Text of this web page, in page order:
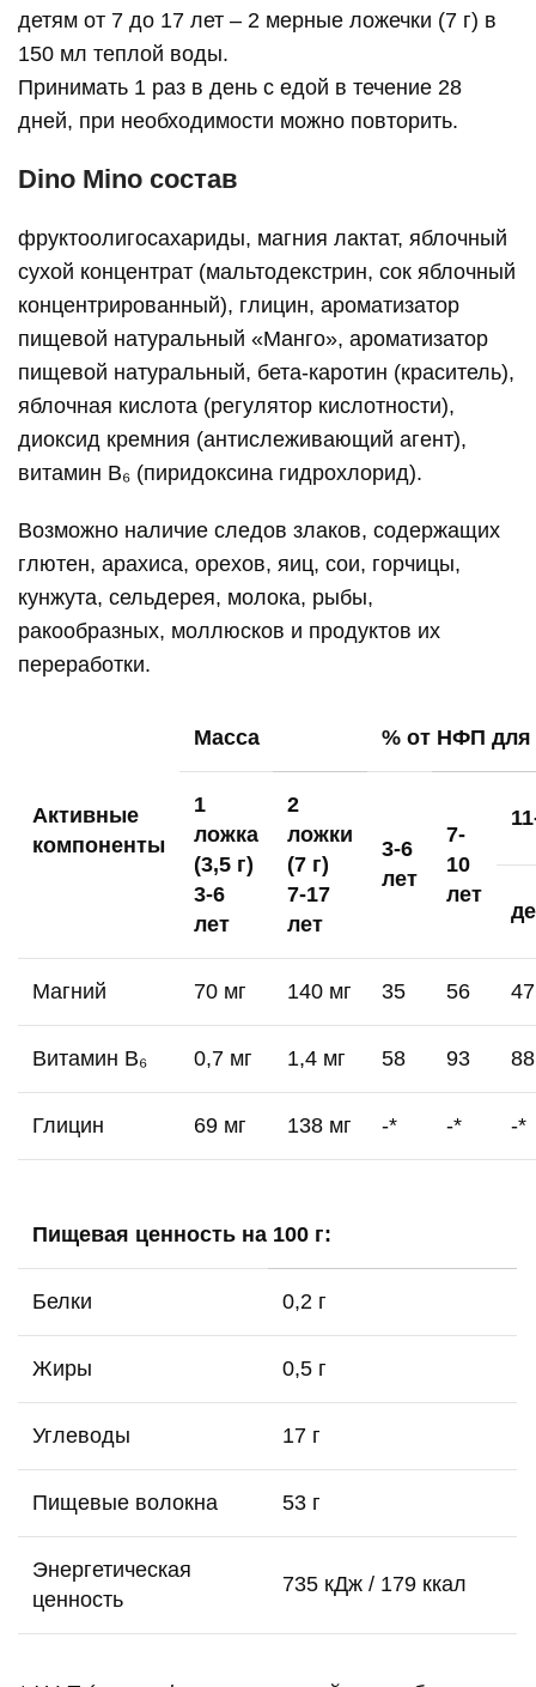
детям от 7 до 17 лет – 2 мерные ложечки (7 г) в
150 мл теплой воды.
Принимать 1 раз в день с едой в течение 28
дней, при необходимости можно повторить.
Dino Mino состав
фруктоолигосахариды, магния лактат, яблочный
сухой концентрат (мальтодекстрин, сок яблочный
концентрированный), глицин, ароматизатор
пищевой натуральный «Манго», ароматизатор
пищевой натуральный, бета-каротин (краситель),
яблочная кислота (регулятор кислотности),
диоксид кремния (антислеживающий агент),
витамин В₆ (пиридоксина гидрохлорид).
Возможно наличие следов злаков, содержащих
глютен, арахиса, орехов, яиц, сои, горчицы,
кунжута, сельдерея, молока, рыбы,
ракообразных, моллюсков и продуктов их
переработки.
Активные
компоненты
Масса % от НФП для
1
ложка
(3,5 г)
3-6
лет
2
ложки
(7 г)
7-17
лет
3-6
лет
7-
10
лет
Магний 70 мг 140 мг 35 56 47
Витамин В₆ 0,7 мг 1,4 мг 58 93 88
Глицин 69 мг 138 мг -* -* -*
Пищевая ценность на 100 г:
Белки 0,2 г
Жиры 0,5 г
Углеводы 17 г
Пищевые волокна 53 г
Энергетическая
ценность
735 кДж / 179 ккал